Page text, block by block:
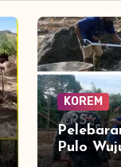
KOREM
Pulo